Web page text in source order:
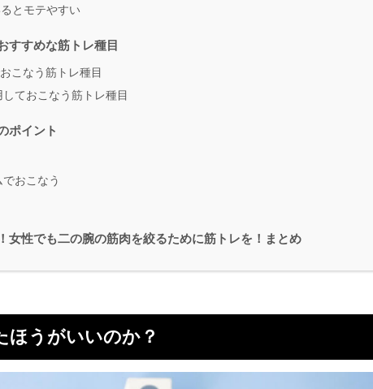
とモテやすい
すすめな筋トレ種目
こなう筋トレ種目
ておこなう筋トレ種目
ポイント
おこなう
女性でも二の腕の筋肉を絞るために筋トレを！まとめ
ほうがいいのか？